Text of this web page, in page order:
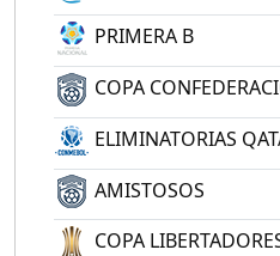
PRIMERA B
COPA
ELIMINATORIAS
AMISTOSOS
COPA